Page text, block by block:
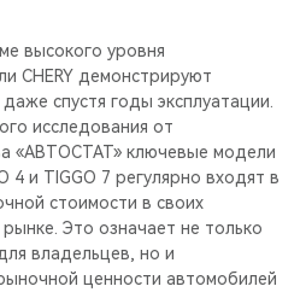
высокого уровня
CHERY демонстрируют
спустя годы эксплуатации.
исследования от
«АВТОСТАТ» ключевые модели
4 и TIGGO 7 регулярно входят в
стоимости в своих
Это означает не только
владельцев, но и
ценности автомобилей